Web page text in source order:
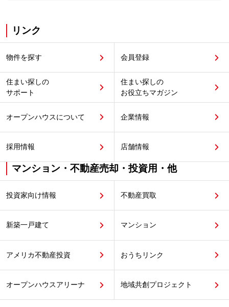
リンク
物件を探す 会員登録
住まい探しの
サポート
住まい探しの
お役立ちマガジン
オープンハウスについて 企業情報
採用情報 店舗情報
マンション・不動産売却・投資用・他
投資家向け情報 不動産買取
新築一戸建て マンション
アメリカ不動産投資 おうちリンク
オープンハウスアリーナ 地域共創プロジェクト